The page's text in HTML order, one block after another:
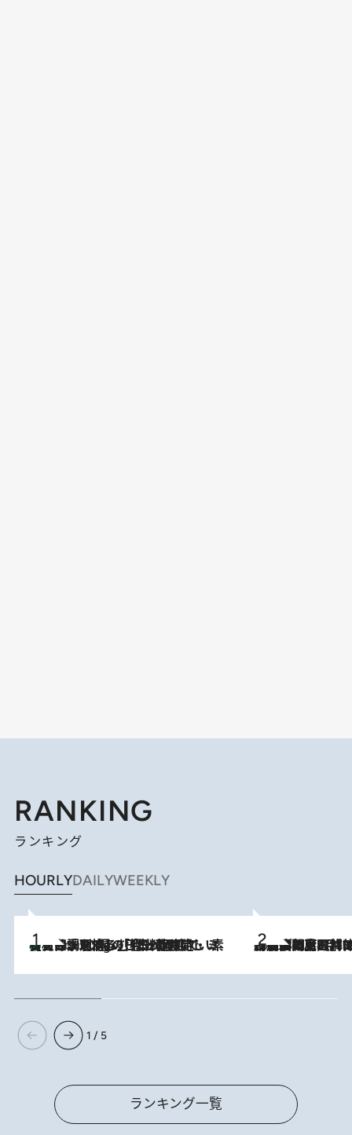
RANKING
ランキング
HOURLYDAILYWEEKLY
2 Hours Ago
【大分・別府】「今一番おいしい食材を調理する」1日2組限定・ミシュラン2ツ星の日本料理店で、素材と四季を愉しむ極上の時間 2026.8.8
「最後に見られてよかった」上野動物園の東園パンダ舎が解体前に特別公開。8月16日まで延長されたパネル展と共に辿る“半世紀”のパンダ飼育《解体工事の図面あり》
1 / 5
ランキング一覧